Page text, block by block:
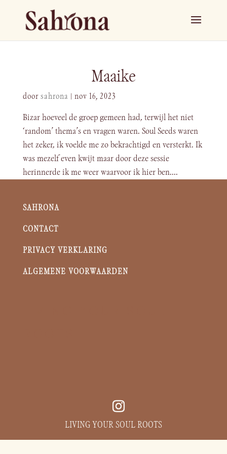
Maaike
door sahrona nov 16, 2023
Bizar hoeveel de groep gemeen had, terwijl het niet
‘random’ thema’s en vragen waren. Soul Seeds waren
het zeker, ik voelde me zo bekrachtigd en versterkt. Ik
was mezelf even kwijt maar door deze sessie
herinnerde ik me weer waarvoor ik hier ben....
SAHRONA
CONTACT
PRIVACY VERKLARING
ALGEMENE VOORWAARDEN
LIVING YOUR SOUL ROOTS